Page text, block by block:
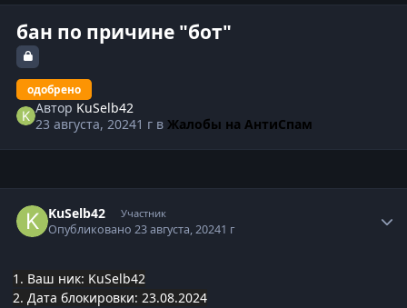
бан по причине "бот"
одобрено
Автор KuSelb42
23 августа, 20241 г в Жалобы на АнтиСпам
KuSelb42 Участник
Опубликовано23 августа, 20241 г
1. Ваш ник: KuSelb42
2. Дата блокировки: 23.08.2024